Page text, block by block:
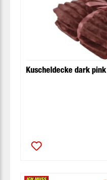
Kuscheldecke dark pink